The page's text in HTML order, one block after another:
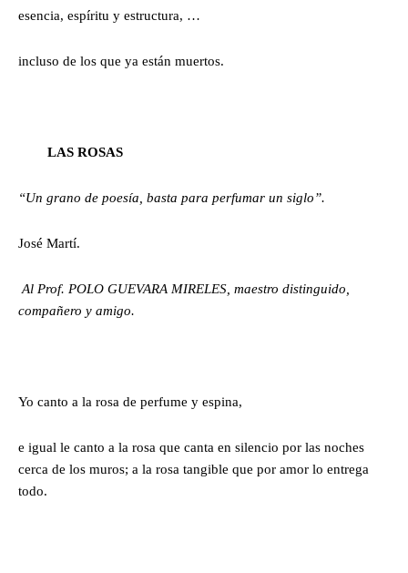
esencia, espíritu y estructura, …
incluso de los que ya están muertos.
LAS ROSAS
“Un grano de poesía, basta para perfumar un siglo”.
José Martí.
Al Prof. POLO GUEVARA MIRELES, maestro distinguido,
compañero y amigo.
Yo canto a la rosa de perfume y espina,
e igual le canto a la rosa que canta en silencio por las noches
cerca de los muros; a la rosa tangible que por amor lo entrega
todo.